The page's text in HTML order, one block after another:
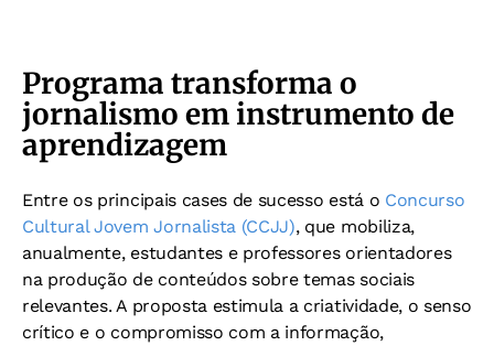
Programa transforma o
jornalismo em instrumento de
aprendizagem
Entre os principais cases de sucesso está o Concurso
Cultural Jovem Jornalista (CCJJ), que mobiliza,
anualmente, estudantes e professores orientadores
na produção de conteúdos sobre temas sociais
relevantes. A proposta estimula a criatividade, o senso
crítico e o compromisso com a informação,